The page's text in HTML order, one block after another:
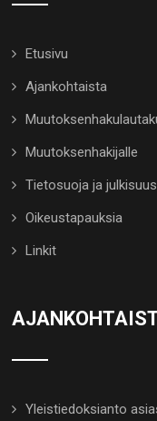
Etusivu
Ajankohtaista
Muutoksenhakijalle
Tietosuoja ja julkisuus
Oikeustapauksia
Linkit
Yleistiedoksianto